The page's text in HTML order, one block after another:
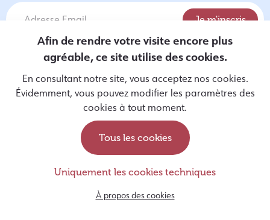
J'autorise Entrevues à utiliser mes données personnelles
pour m'envoyer des informations par email, conformément à
sa politique de protection des données disponible ici.
Devenir famille d’accueil
Soutenir les chiens guides
Afin de rendre votre visite encore plus
agréable, ce site utilise des cookies.
En consultant notre site, vous acceptez nos cookies.
Évidemment, vous pouvez modifier les paramètres des
cookies à tout moment.
Tous les cookies
Uniquement les cookies techniques
À propos des cookies